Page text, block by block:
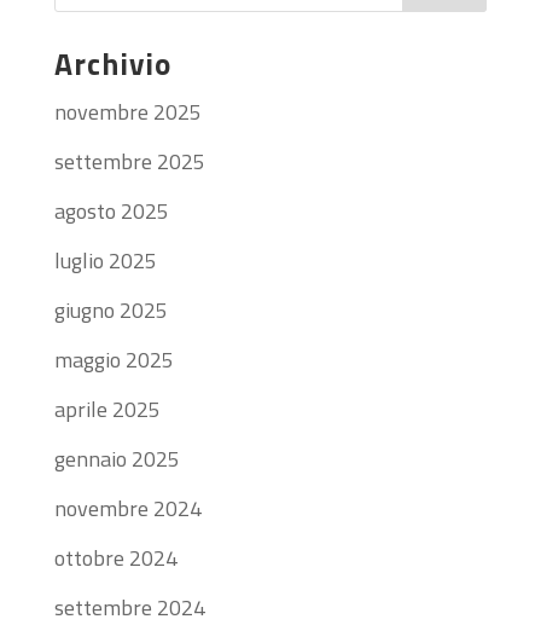
Archivio
novembre 2025
settembre 2025
agosto 2025
luglio 2025
giugno 2025
maggio 2025
aprile 2025
gennaio 2025
novembre 2024
ottobre 2024
settembre 2024